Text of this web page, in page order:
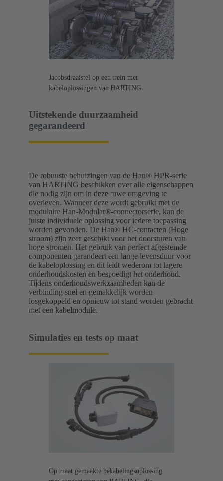
Jacobsdraaistel op een trein met
kabeloplossingen van HARTING.
Uitstekende duurzaamheid
gegarandeerd
De robuuste behuizingen van de Han® HPR-serie
van HARTING beschikken over alle eigenschappen
die nodig zijn om in deze ruwe omgeving te
overleven. Wanneer deze wordt gebruikt met de
modulaire Han-Modular®-connectorserie, kan de
juiste individuele oplossing voor iedere toepassing
worden gevonden. De Han® HC-contacten (Hoge
stroom) zijn zeer geschikt voor het doorsturen van
hoge stromen. Het gebruik van perfect afgestemde
componenten garandeert een lange levensduur voor
de kabeloplossing en dit leidt wederom tot lagere
onderhoudskosten en bespoedigt het onderhoud.
Tijdens onderhoudswerkzaamheden kan de
verbinding snel en gemakkelijk worden
losgekoppeld en opnieuw tot stand worden gebracht
met een kabelmodule.
Simulaties en tests op maat
Op maat gemaakte bekabelingsoplossing